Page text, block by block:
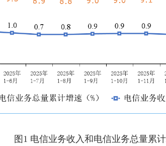
图1 电信业务收入和电信业务总量累